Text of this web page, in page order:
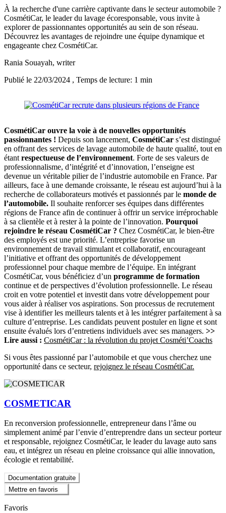
À la recherche d'une carrière captivante dans le secteur automobile ?
CosmétiCar, le leader du lavage écoresponsable, vous invite à
explorer de passionnantes opportunités au sein de son réseau.
Découvrez les avantages de rejoindre une équipe dynamique et
engageante chez CosmétiCar.
Rania Souayah, writer
Publié le 22/03/2024 , Temps de lecture: 1 min
CosmétiCar ouvre la voie à de nouvelles opportunités
passionnantes ! Depuis son lancement, CosmétiCar s’est distingué
en offrant des services de lavage automobile de haute qualité, tout en
étantrespectueuse de l’environnement. Forte de ses valeurs de
professionnalisme, d’intégrité et d’innovation, l’enseigne est
devenue un véritable pilier de l’industrie automobile en France. Par
ailleurs, face à une demande croissante, le réseau est aujourd’hui à la
recherche de collaborateurs motivés et passionnés par le monde de
l’automobile. Il souhaite renforcer ses équipes dans différentes
régions de France afin de continuer à offrir un service irréprochable
à sa clientèle et à rester à la pointe de l’innovation. Pourquoi
rejoindre le réseau CosmétiCar ? Chez CosmétiCar, le bien-être
des employés est une priorité. L’entreprise favorise un
environnement de travail stimulant et collaboratif, encourageant
l’initiative et offrant des opportunités de développement
professionnel pour chaque membre de l’équipe. En intégrant
CosmétiCar, vous bénéficiez d’un programme de formation
continue et de perspectives d’évolution professionnelle. Le réseau
croit en votre potentiel et investit dans votre développement pour
vous aider à réaliser vos aspirations. Son processus de recrutement
vise à identifier les meilleurs talents et à les intégrer parfaitement à sa
culture d’entreprise. Les candidats peuvent postuler en ligne et sont
ensuite évalués lors d’entretiens individuels avec ses managers. >>
Lire aussi : CosmétiCar : la révolution du projet Cosméti’Coachs
Si vous êtes passionné par l’automobile et que vous cherchez une
opportunité dans ce secteur, rejoignez le réseau CosmétiCar.
COSMETICAR
En reconversion professionnelle, entrepreneur dans l’âme ou
simplement animé par l’envie d’entreprendre dans un secteur porteur
et responsable, rejoignez CosmétiCar, le leader du lavage auto sans
eau, et intégrez un réseau en pleine croissance qui allie innovation,
écologie et rentabilité.
Documentation gratuite
Mettre en favoris
Favoris